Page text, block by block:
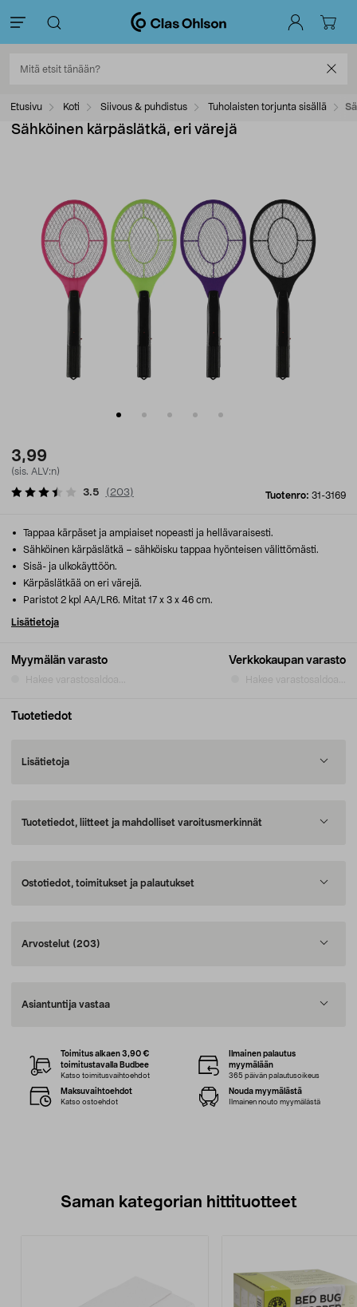
Etusivu Koti Siivous & puhdistus Tuholaisten torjunta sisällä
Sähköinen kärpäslätkä, eri värejä
3,99
(sis. ALV:n)
Tuotenro: 31-3169
3.5 ( 203)
Myymälän varasto
Hakee varastosaldoa...
Verkkokaupan varasto
Hakee varastosaldoa...
Tappaa kärpäset ja ampiaiset nopeasti ja hellävaraisesti.
Sähköinen kärpäslätkä – sähköisku tappaa hyönteisen välittömästi.
Sisä- ja ulkokäyttöön.
Kärpäslätkää on eri värejä.
Paristot 2 kpl AA/LR6. Mitat 17 x 3 x 46 cm.
Lisätietoja
Tuotetiedot
Lisätietoja
Tuotetiedot, liitteet ja mahdolliset varoitusmerkinnät
Ostotiedot, toimitukset ja palautukset
Arvostelut (203)
Asiantuntija vastaa
Toimitus alkaen 3,90 €
toimitustavalla Budbee
Katso toimitusvaihtoehdot
Ilmainen palautus
myymälään
365 päivän palautusoikeus
Maksuvaihtoehdot
Katso ostoehdot
Nouda myymälästä
Ilmainen nouto myymälästä
Saman kategorian hittituotteet